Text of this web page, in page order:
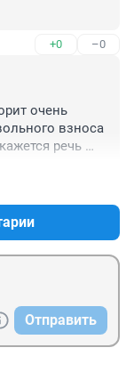
+0 –0
очень
взноса
речь
Отправить